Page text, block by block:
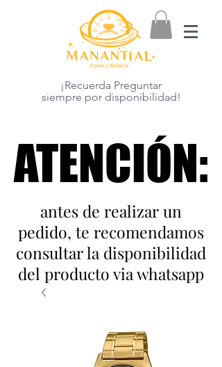
¡Recuerda Preguntar
siempre por disponibilidad!
ATENCIÓN:
ATENCIÓN:
antes de realizar un
pedido, te recomendamos
consultar la disponibilidad
del producto via whatsapp